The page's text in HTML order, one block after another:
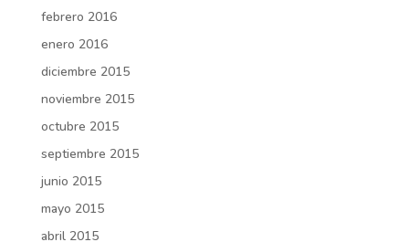
febrero 2016
enero 2016
diciembre 2015
noviembre 2015
octubre 2015
septiembre 2015
junio 2015
mayo 2015
abril 2015